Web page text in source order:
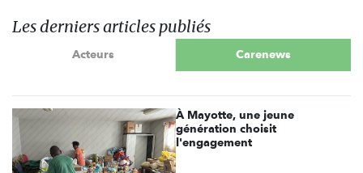
Les derniers articles publiés
Acteurs Carenews
À Mayotte, une jeune
génération choisit
l'engagement